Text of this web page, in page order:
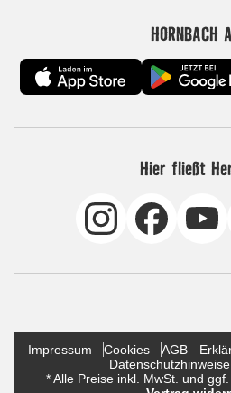
HORNBACH
Hier fließt
Impressum Cookies AGB
Datenschutzhinweise
* Alle Preise inkl. MwSt. und